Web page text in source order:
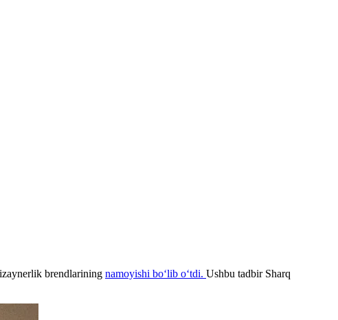
brendlarining namoyishi bo‘lib o‘tdi. Ushbu tadbir Sharq